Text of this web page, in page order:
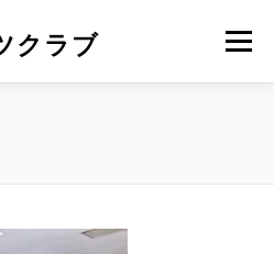
クラブ メニュー